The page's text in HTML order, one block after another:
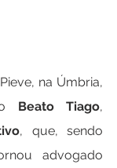
na Úmbria,
Beato Tiago,
, que, sendo
advogado